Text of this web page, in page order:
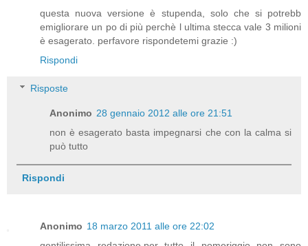
questa nuova versione è stupenda, solo che si potrebb
emigliorare un po di più perchè l ultima stecca vale 3 milioni
è esagerato. perfavore rispondetemi grazie :)
Rispondi
Risposte
Anonimo 28 gennaio 2012 alle ore 21:51
non è esagerato basta impegnarsi che con la calma si
può tutto
Rispondi
Anonimo 18 marzo 2011 alle ore 22:02